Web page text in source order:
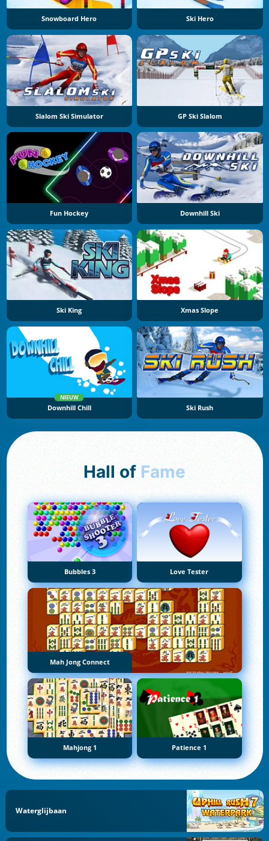
Snowboard Hero Ski Hero
Slalom Ski Simulator GP Ski Slalom
Fun Hockey Downhill Ski
Ski King Xmas Slope
NIEUW
Downhill Chill Ski Rush
Hall of Fame
Bubbles 3 Love Tester
Mah Jong Connect
Mahjong 1 Patience 1
Waterglijbaan